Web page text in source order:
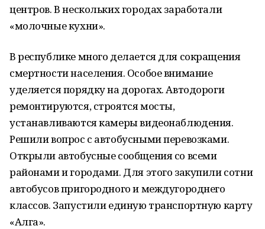
центров. В нескольких городах заработали
«молочные кухни».
В республике много делается для сокращения
смертности населения. Особое внимание
уделяется порядку на дорогах. Автодороги
ремонтируются, строятся мосты,
устанавливаются камеры видеонаблюдения.
Решили вопрос с автобусными перевозками.
Открыли автобусные сообщения со всеми
районами и городами. Для этого закупили сотни
автобусов пригородного и междугороднего
классов. Запустили единую транспортную карту
«Алга».